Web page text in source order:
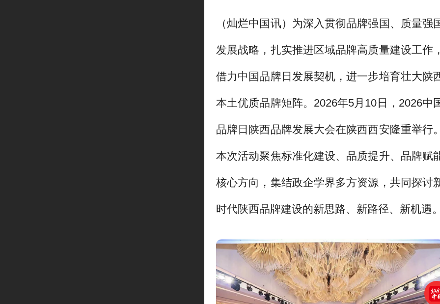
（灿烂中国讯）为深入贯彻品牌强国、质量强
发展战略，扎实推进区域品牌高质量建设工作，
借力中国品牌日发展契机，进一步培育壮大陕
本土优质品牌矩阵。2026年5月10日，2026中
品牌日陕西品牌发展大会在陕西西安隆重举行。
本次活动聚焦标准化建设、品质提升、品牌赋
核心方向，集结政企学界多方资源，共同探讨
时代陕西品牌建设的新思路、新路径、新机遇。